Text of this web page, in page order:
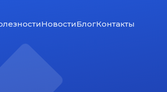
НовостиБлогКонтакты